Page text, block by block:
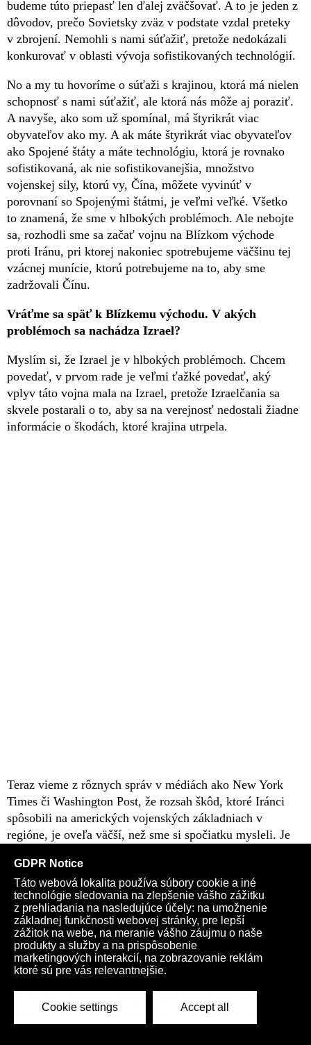
budeme túto priepasť len ďalej zväčšovať. A to je jeden z
dôvodov, prečo Sovietsky zväz v podstate vzdal preteky
v zbrojení. Nemohli s nami súťažiť, pretože nedokázali
konkurovať v oblasti vývoja sofistikovaných technológií.
No a my tu hovoríme o súťaži s krajinou, ktorá má nielen
schopnosť s nami súťažiť, ale ktorá nás môže aj poraziť.
A navyše, ako som už spomínal, má štyrikrát viac
obyvateľov ako my. A ak máte štyrikrát viac obyvateľov
ako Spojené štáty a máte technológiu, ktorá je rovnako
sofistikovaná, ak nie sofistikovanejšia, množstvo
vojenskej sily, ktorú vy, Čína, môžete vyvinúť v
porovnaní so Spojenými štátmi, je veľmi veľké. Všetko
to znamená, že sme v hlbokých problémoch. Ale nebojte
sa, rozhodli sme sa začať vojnu na Blízkom východe
proti Iránu, pri ktorej nakoniec spotrebujeme väčšinu tej
vzácnej munície, ktorú potrebujeme na to, aby sme
zadržovali Čínu.
Vráťme sa späť k Blízkemu východu. V akých
problémoch sa nachádza Izrael?
Myslím si, že Izrael je v hlbokých problémoch. Chcem
povedať, v prvom rade je veľmi ťažké povedať, aký
vplyv táto vojna mala na Izrael, pretože Izraelčania sa
skvele postarali o to, aby sa na verejnosť nedostali žiadne
informácie o škodách, ktoré krajina utrpela.
Teraz vieme z rôznych správ v médiách ako New York
Times či Washington Post, že rozsah škôd, ktoré Iránci
spôsobili na amerických vojenských základniach v
regióne, je oveľa väčší, než sme si spočiatku mysleli. Je
presné a spôsobili obrovské škody na americkej
základňovej štruktúre. Nuž, ak je to pravda, nemalo by
platiť, že tie isté rakety a tie drony, ktoré boli použité
proti našim základniam, spôsobujú podobné škody v
Izraeli?
Určite by ste si pomysleli, že v Izraeli bolo spôsobené
veľké množstvo škôd. To je bod číslo jeden. Bod číslo
obrovské ekonomické dôsledky. Bolo povolané obrovské